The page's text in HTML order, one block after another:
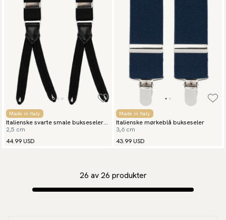
Made in Italy
Italienske svarte smale bukseseler
med knappefeste
2,5 cm
44.99 USD
Made in Italy
Italienske mørkeblå bukseseler
3,6 cm
43.99 USD
26 av 26 produkter